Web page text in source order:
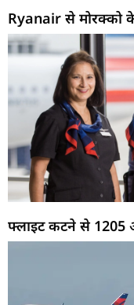
Ryanair से मोरक्को
फ्लाइट कटने से 1205